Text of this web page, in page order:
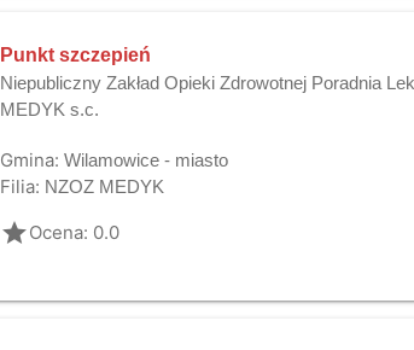
Punkt szczepień
Niepubliczny Zakład Opieki Zdrowotnej Poradnia
MEDYK s.c.
Gmina: Wilamowice - miasto
Filia: NZOZ MEDYK
gradeOcena: 0.0